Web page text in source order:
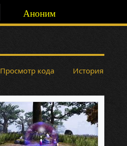
Аноним
Просмотр кода История